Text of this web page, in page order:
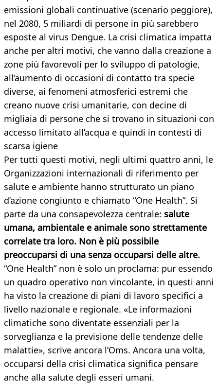
emissioni globali continuative (scenario peggiore),
nel 2080, 5 miliardi di persone in più sarebbero
esposte al virus Dengue. La crisi climatica impatta
anche per altri motivi, che vanno dalla creazione a
zone più favorevoli per lo sviluppo di patologie,
all’aumento di occasioni di contatto tra specie
diverse, ai fenomeni atmosferici estremi che
creano nuove crisi umanitarie, con decine di
migliaia di persone che si trovano in situazioni con
accesso limitato all’acqua e quindi in contesti di
scarsa igiene
Per tutti questi motivi, negli ultimi quattro anni, le
Organizzazioni internazionali di riferimento per
salute e ambiente hanno strutturato un piano
d’azione congiunto e chiamato “One Health”. Si
parte da una consapevolezza centrale: salute
umana, ambientale e animale sono strettamente
correlate tra loro. Non è più possibile
preoccuparsi di una senza occuparsi delle altre.
“One Health” non è solo un proclama: pur essendo
un quadro operativo non vincolante, in questi anni
ha visto la creazione di piani di lavoro specifici a
livello nazionale e regionale. «Le informazioni
climatiche sono diventate essenziali per la
sorveglianza e la previsione delle tendenze delle
malattie», scrive ancora l’Oms. Ancora una volta,
occuparsi della crisi climatica significa pensare
anche alla salute degli esseri umani.